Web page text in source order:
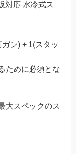
対応 水冷式ス
ン) + 1(スタッ
ために必須とな
大スペックのス